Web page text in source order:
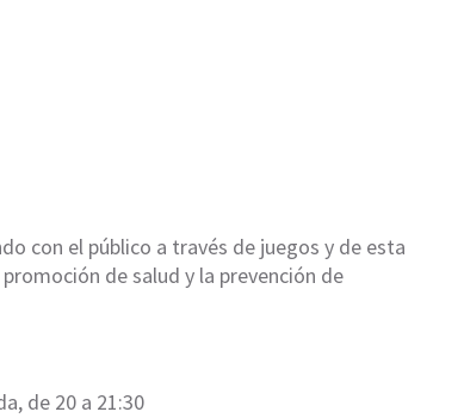
con el público a través de juegos y de esta
de salud y la prevención de
de 20 a 21:30